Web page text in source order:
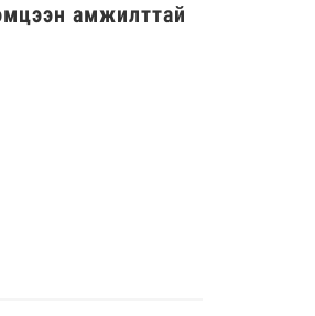
амжилттай